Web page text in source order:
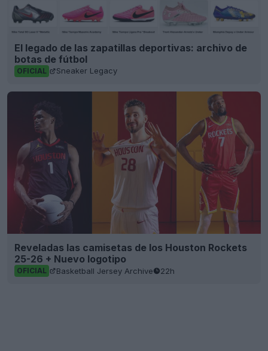
El legado de las zapatillas deportivas: archivo de
botas de fútbol
OFICIAL Sneaker Legacy
Reveladas las camisetas de los Houston Rockets
25-26 + Nuevo logotipo
OFICIAL Basketball Jersey Archive 22h